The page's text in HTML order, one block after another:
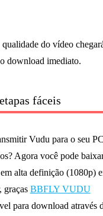
do vídeo
download imediato.
fáceis
Vudu para o seu
Agora você pode
alta definição (1080p)
graças BBFLY VUDU
para download através